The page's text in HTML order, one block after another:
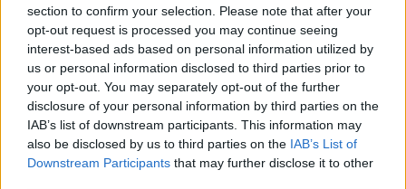
section to confirm your selection. Please note that after your
opt-out request is processed you may continue seeing
interest-based ads based on personal information utilized by
us or personal information disclosed to third parties prior to
your opt-out. You may separately opt-out of the further
disclosure of your personal information by third parties on the
IAB’s list of downstream participants. This information may
also be disclosed by us to third parties on the IAB’s List of
Downstream Participants that may further disclose it to other
Péntek reggel is a 400-as lélektani határt
kerülgeti a forint az euróval szemben, vagyis nagy
változás továbbra sem történt. A délelőtt folyamán
sincs nagy mozgás a devizapiacokon, úgy tűnik,
hogy a Donald Trump által bejelentett
vámintézkedések nem borzolták fel nagyon a
befektetők idegeit.